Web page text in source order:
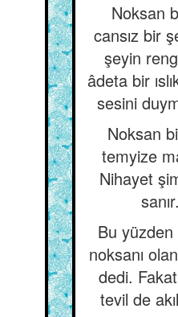
Noksan
cansız bir
şeyin
âdeta bir
sesini
Noksan
temyize
Nihayet
sanır.
Bu
noksanı
dedi.
tevil de